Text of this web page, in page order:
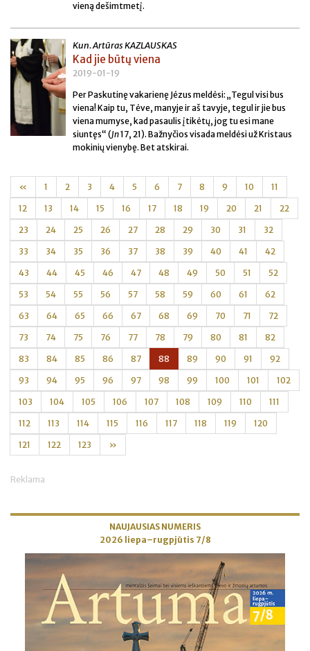
vieną dešimtmetį.
Kun. Artūras KAZLAUSKAS
Kad jie būtų viena
2019-01-19
Per Paskutinę vakarienę Jėzus meldėsi: „Tegul visi bus
viena! Kaip tu, Tėve, manyje ir aš tavyje, tegul ir jie bus
viena mumyse, kad pasaulis įtikėtų, jog tu esi mane
siuntęs“ (Jn17, 21). Bažnyčios visada meldėsi už Kristaus
mokinių vienybę. Bet atskirai.
« 1 2 3 4 5 6 7 8 9 10 11
12 13 14 15 16 17 18 19 20 21 22
23 24 25 26 27 28 29 30 31 32
33 34 35 36 37 38 39 40 41 42
43 44 45 46 47 48 49 50 51 52
53 54 55 56 57 58 59 60 61 62
63 64 65 66 67 68 69 70 71 72
73 74 75 76 77 78 79 80 81 82
83 84 85 86 87 88 89 90 91 92
93 94 95 96 97 98 99 100 101 102
103 104 105 106 107 108 109 110 111
112 113 114 115 116 117 118 119 120
121 122 123 »
Reklama
NAUJAUSIAS NUMERIS
2026 liepa–rugpjūtis 7/8